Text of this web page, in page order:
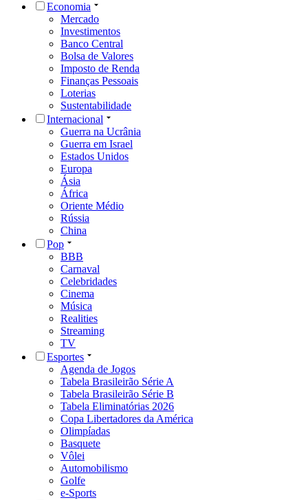
Economia
Mercado
Investimentos
Banco Central
Bolsa de Valores
Imposto de Renda
Finanças Pessoais
Loterias
Sustentabilidade
Internacional
Guerra na Ucrânia
Guerra em Israel
Estados Unidos
Europa
Ásia
África
Oriente Médio
Rússia
China
Pop
BBB
Carnaval
Celebridades
Cinema
Música
Realities
Streaming
TV
Esportes
Agenda de Jogos
Tabela Brasileirão Série A
Tabela Brasileirão Série B
Tabela Eliminatórias 2026
Copa Libertadores da América
Olimpíadas
Basquete
Vôlei
Automobilismo
Golfe
e-Sports